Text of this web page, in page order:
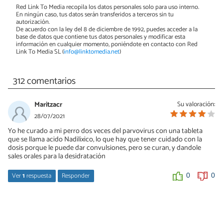
Red Link To Media recopila los datos personales solo para uso interno.
En ningún caso, tus datos serán transferidos a terceros sin tu
autorización.
De acuerdo con la ley del 8 de diciembre de 1992, puedes acceder a la
base de datos que contiene tus datos personales y modificar esta
información en cualquier momento, poniéndote en contacto con Red
Link To Media SL (info@linktomedia.net)
312 comentarios
Su valoración:
Maritzacr
28/07/2021
Yo he curado a mi perro dos veces del parvovirus con una tableta
que se llama acido Nadilixico, lo que hay que tener cuidado con la
dosis porque le puede dar convulsiones, pero se curan, y dandole
sales orales para la desidratación
Ver1respuesta Responder 0 0